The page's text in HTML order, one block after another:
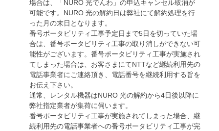
場合は、「NURO 光でんわ」の申込キャンセル取消が
可能です。NURO 光の解約日は弊社にて解約処理を行
った月の末日となります。
番号ポータビリティ工事予定日まで5日を切っていた場
合は、番号ポータビリティ工事の取り消しができない可
能性がございます。番号ポータビリティ工事が実施され
てしまった場合は、お客さまにてNTTなど継続利用先の
電話事業者にご連絡頂き、電話番号を継続利用する旨を
お伝え下さい。
通常、レンタル機器はNURO 光の解約から4日後以降に
弊社指定業者が集荷に伺います。
番号ポータビリティ工事が実施されてしまった場合、継
続利用先の電話事業者への番号ポータビリティ工事が完